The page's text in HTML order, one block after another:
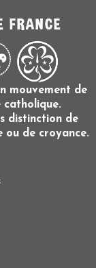
FRANCE
mouvement de
catholique.
distinction de
ou de croyance.